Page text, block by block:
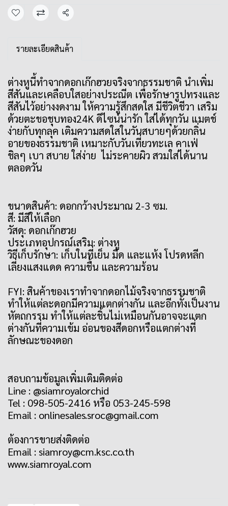
แชร์
รายละเอียดสินค้า
ต่างหูนี้ทำจากดอกเก๊กฮวยจริงจากธรรมชาติ นำเพิ่ม
สีสันและเคลือบใสอย่างประณีต เพื่อรักษารูปทรงและ
สีสันไว้อย่างงดงาม ให้ความรู้สึกสดใส มีชีวิตชีวา เสริม
ด้วยตะขอชุบทอง24K ดีไซน์น่ารัก ใส่ได้ทุกวัน แมตช์
ง่ายกับทุกลุค เติมความสดใสในวันสบายๆด้วยกลิ่น
อายของธรรมชาติ เหมาะกับวันเที่ยวทะเล คาเฟ่
ชิลๆ เบา สบาย ใส่ง่าย ไม่ระคายผิว สวมใส่ได้นาน
ตลอดวัน
ขนาดสินค้า: ดอกกว้างประมาณ 2-3 ซม.
สี: มีสีให้เลือก
วัสดุ: ดอกเก๊กฮวย
ประเภทอุปกรณ์เสริม: ต่างหู
วิธีเก็บรักษา: เก็บในที่เย็น มืด และแห้ง โปรดหลีก
เลี่ยงแสงแดด ความชื้น และความร้อน
FYI: สินค้าของเราทำจากดอกไม้จริงจากธรรมชาติ
ทำให้แต่ละดอกมีความแตกต่างกัน และอีกทั้งเป็นงาน
หัตถกรรม ทำให้แต่ละชิ้นไม่เหมือนกันอาจจะแตก
ต่างกันที่ความเข้ม อ่อนของสีดอกหรือแตกต่างที่
ลักษณะของดอก
สอบถามข้อมูลเพิ่มเติมติดต่อ
Line : @siamroyalorchid
Tel : 098-505-2416 หรือ 053-245-598
Email : onlinesales.sroc@gmail.com
ต้องการขายส่งติดต่อ
Email : siamroy@cm.ksc.co.th
www.siamroyal.com